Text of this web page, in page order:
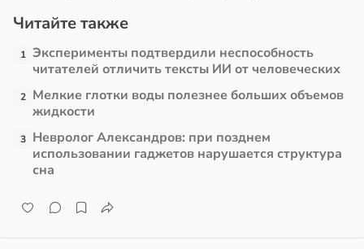
Читайте также
1 Эксперименты подтвердили неспособность
читателей отличить тексты ИИ от человеческих
2 Мелкие глотки воды полезнее больших объемов
жидкости
3 Невролог Александров: при позднем
использовании гаджетов нарушается структура
сна